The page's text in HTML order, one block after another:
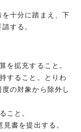
十分に踏まえ、下
する。
を拡充すること。
すること。とりわ
の対象から除外し
こと。
書を提出する。